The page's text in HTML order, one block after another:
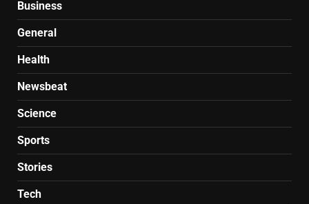
Business
General
Health
Newsbeat
Science
Sports
Stories
Tech